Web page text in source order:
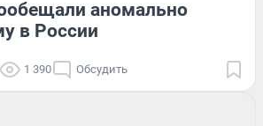
аномально
в России
1 390 Обсудить